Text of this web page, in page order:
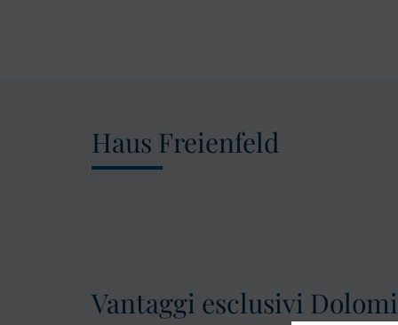
Haus Freienfeld
Vantaggi esclusivi